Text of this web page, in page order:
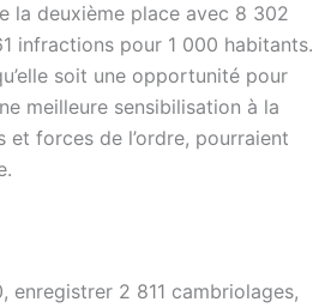
la deuxième place avec 8 302
infractions pour 1 000 habitants.
soit une opportunité pour
meilleure sensibilisation à la
forces de l’ordre, pourraient
enregistrer 2 811 cambriolages,